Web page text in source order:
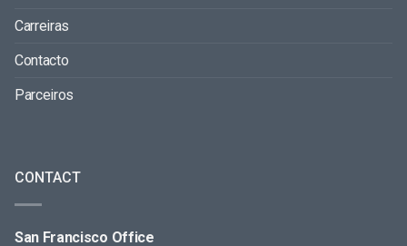
Carreiras
Contacto
Parceiros
CONTACT
San Francisco Office